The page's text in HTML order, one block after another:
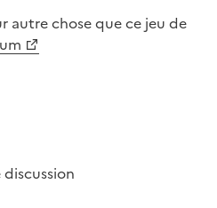
autre chose quece jeu de